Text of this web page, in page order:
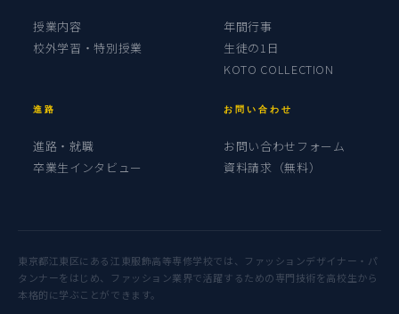
授業内容
校外学習・特別授業
年間行事
生徒の1日
KOTO COLLECTION
進路
進路・就職
卒業生インタビュー
お問い合わせ
お問い合わせフォーム
資料請求（無料）
東京都江東区にある江東服飾高等専修学校では、ファッションデザイナー・パ
タンナーをはじめ、ファッション業界で活躍するための専門技術を高校生から
本格的に学ぶことができます。